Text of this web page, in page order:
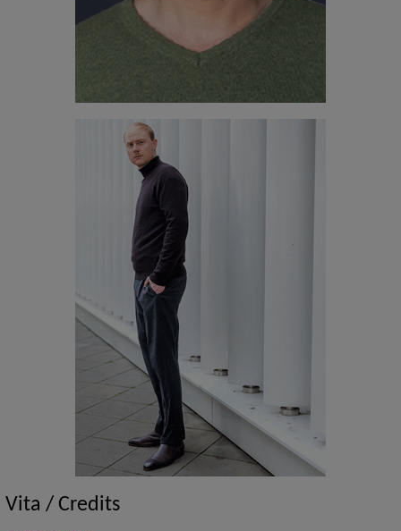
Vita / Credits